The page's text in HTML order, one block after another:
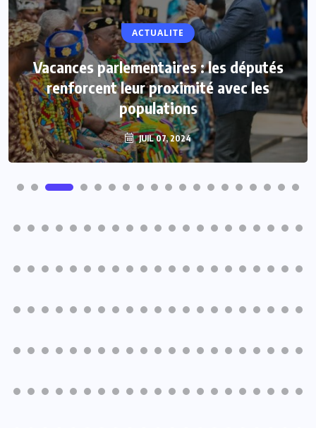
ACTUALITE
Vacances parlementaires : les députés
renforcent leur proximité avec les
populations
JUIL 07, 2024